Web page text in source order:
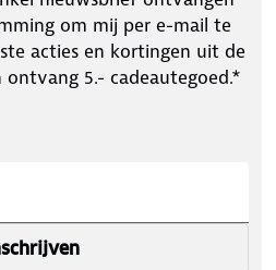
om mij per e-mail te
acties en kortingen uit de
5.- cadeautegoed.*